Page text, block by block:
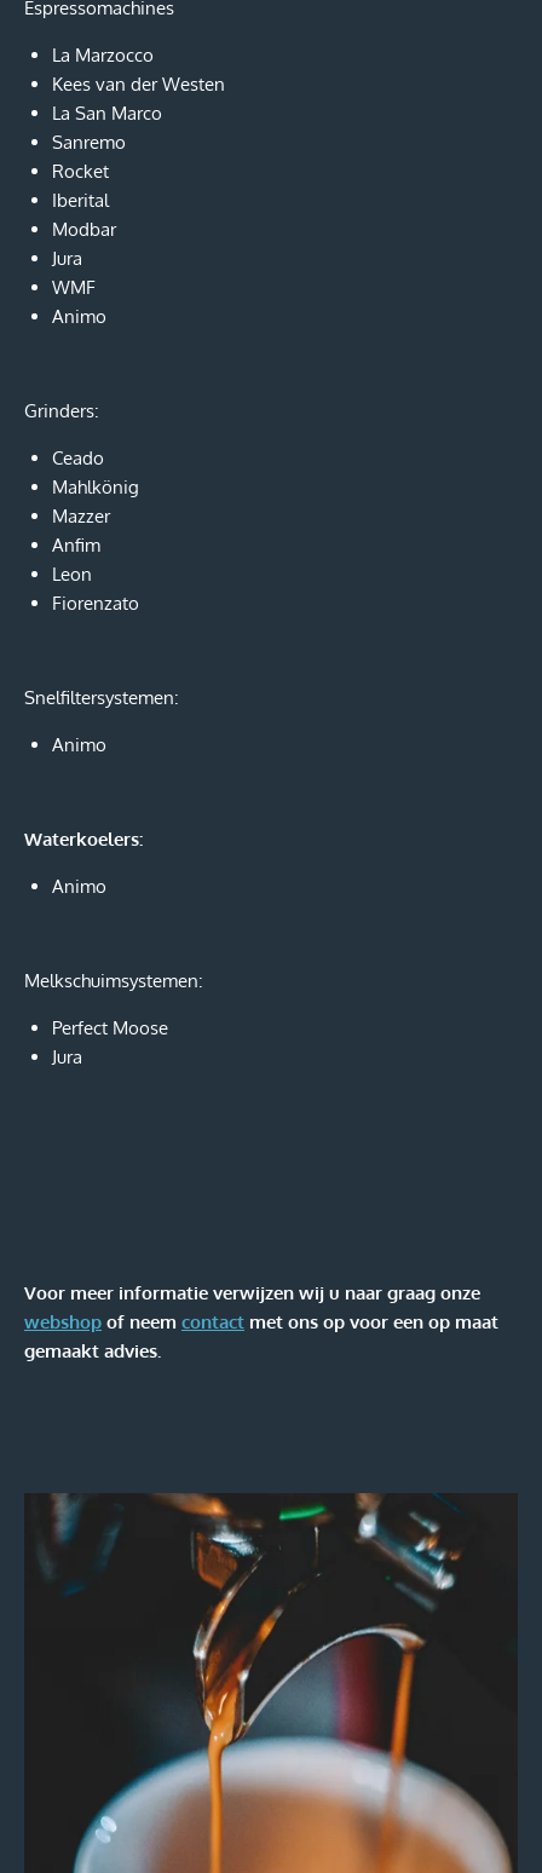
Espressomachines
La Marzocco
Kees van der Westen
La San Marco
Sanremo
Rocket
Iberital
Modbar
Jura
WMF
Animo
Grinders:
Ceado
Mahlkönig
Mazzer
Anfim
Leon
Fiorenzato
Snelfiltersystemen:
Animo
Waterkoelers:
Animo
Melkschuimsystemen:
Perfect Moose
Jura
Voor meer informatie verwijzen wij u naar graag onze
webshop of neem contact met ons op voor een op maat
gemaakt advies.